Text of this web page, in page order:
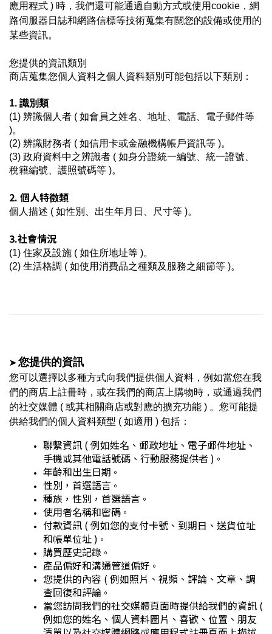
應用程式 ) 時，我們還可能通過自動方式或使用cookie，網
路伺服器日誌和網路信標等技術蒐集有關您的設備或使用的
某些資訊。
您提供的資訊類別
商店蒐集您個人資料之個人資料類別可能包括以下類別：
1. 識別類
(1) 辨識個人者 ( 如會員之姓名、地址、電話、電子郵件等
)。
(2) 辨識財務者 ( 如信用卡或金融機構帳戶資訊等 )。
(3) 政府資料中之辨識者 ( 如身分證統一編號、統一證號、
稅籍編號、護照號碼等 )。
2. 個人特徵類
個人描述 ( 如性別、出生年月日、尺寸等 )。
3.社會情況
(1) 住家及設施 ( 如住所地址等 )。
(2) 生活格調 ( 如使用消費品之種類及服務之細節等 )。
➤您提供的資訊
您可以選擇以多種方式向我們提供個人資料，例如當您在我
們的商店上註冊時 ，或在我們的商店上購物時，或通過我們
的社交媒體 ( 或其相關商店或對應的擴充功能 ) 。您可能提
供給我們的個人資料類型 ( 如適用 ) 包括：
聯繫資訊 ( 例如姓名、郵政地址、電子郵件地址、
手機或其他電話號碼、行動服務提供者 ) 。
年齡和出生日期 。
性別，首選語言 。
種族，性別，首選語言 。
使用者名稱和密碼 。
付款資訊 ( 例如您的支付卡號、到期日、送貨位址
和帳單位址 ) 。
購買歷史記錄 。
產品偏好和溝通管道偏好 。
您提供的內容 ( 例如照片、視頻、評論、文章、調
查回復和評論 。
當您訪問我們的社交媒體頁面時提供給我們的資訊 (
例如您的姓名、個人資料圖片、喜歡、位置、朋友